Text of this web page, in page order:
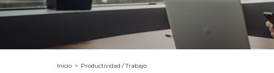
Inicio > Productividad / Trabajo